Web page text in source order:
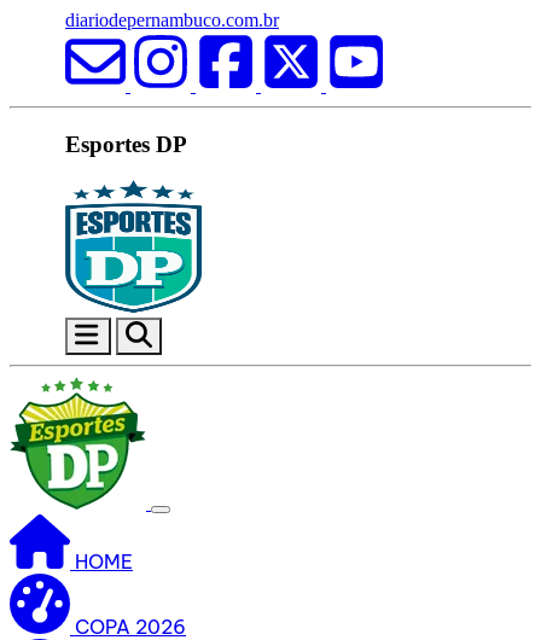
diariodepernambuco.com.br
Esportes DP
HOME
COPA 2026